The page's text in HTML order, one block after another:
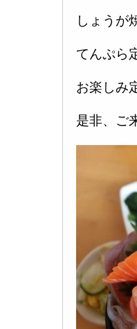
しょうが
てんぷら
お楽しみ
是非、ご